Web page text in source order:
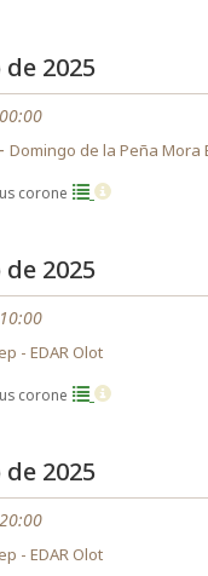
2025
Domingo de la Peña Mora
corone
2025
- EDAR Olot
corone
2025
- EDAR Olot